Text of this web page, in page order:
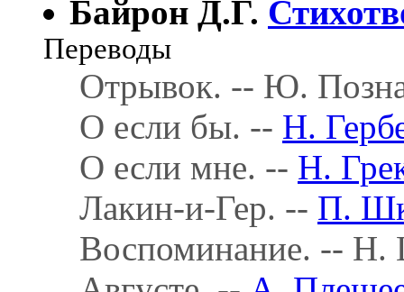
Байрон Д.Г.
Переводы
Отрывок. -- Ю.
О если бы. -- Н.
О если мне. -- Н.
Лакин-и-Гер. -- П.
Воспоминание. -- Н.